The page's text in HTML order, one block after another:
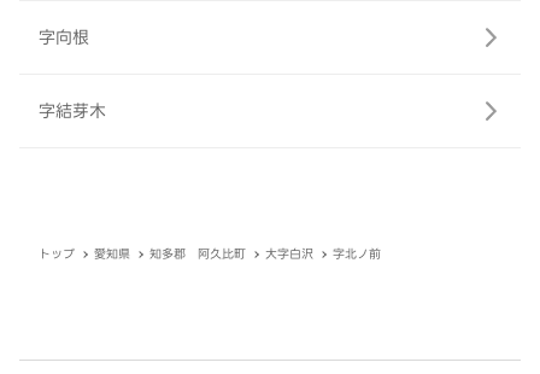
字向根
字結芽木
トップ 愛知県 知多郡 阿久比町 大字白沢 字北ノ前